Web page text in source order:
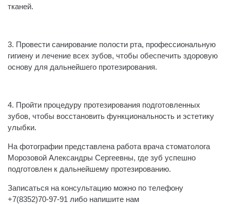
тканей.
3. Провести санирование полости рта, профессиональную
гигиену и лечение всех зубов, чтобы обеспечить здоровую
основу для дальнейшего протезирования.
4. Пройти процедуру протезирования подготовленных
зубов, чтобы восстановить функциональность и эстетику
улыбки.
На фотографии представлена работа врача стоматолога
Морозовой Александры Сергеевны, где зуб успешно
подготовлен к дальнейшему протезированию.
Записаться на консультацию можно по телефону
+7(8352)70-97-91 либо напишите нам